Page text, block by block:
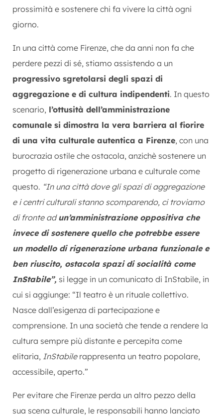
prossimità e sostenere chi fa vivere la città ogni
giorno.
In una città come Firenze, che da anni non fa che
perdere pezzi di sé, stiamo assistendo a un
progressivo sgretolarsi degli spazi di
aggregazione e di cultura indipendenti. In questo
scenario, l’ottusità dell’amministrazione
comunale si dimostra la vera barriera al fiorire
di una vita culturale autentica a Firenze, con una
burocrazia ostile che ostacola, anzichè sostenere un
progetto di rigenerazione urbana e culturale come
questo. “In una città dove gli spazi di aggregazione
e i centri culturali stanno scomparendo, ci troviamo
di fronte adun’amministrazione oppositiva che
invece di sostenere quello che potrebbe essere
un modello di rigenerazione urbana funzionale e
ben riuscito, ostacola spazi di socialità come
InStabile”, si legge in un comunicato di InStabile, in
cui si aggiunge: “Il teatro è un rituale collettivo.
Nasce dall’esigenza di partecipazione e
comprensione. In una società che tende a rendere la
cultura sempre più distante e percepita come
elitaria, InStabilerappresenta un teatro popolare,
accessibile, aperto.”
Per evitare che Firenze perda un altro pezzo della
sua scena culturale, le responsabili hanno lanciato